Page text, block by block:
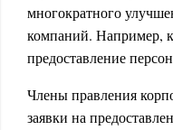
многократного
компаний. Например,
предоставление
Члены правления
заявки на